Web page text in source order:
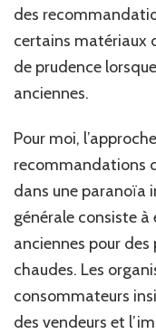
des
certains matériaux
de prudence
anciennes.
Pour moi,
recommandations
dans une paranoïa
générale consiste à
anciennes pour
chaudes. Les
consommateurs
des vendeurs et